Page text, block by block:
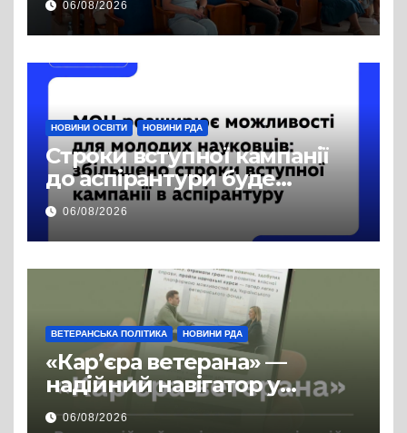
права на доступ до
публічної інформації
06/08/2026
НОВИНИ ОСВІТИ НОВИНИ РДА
Строки вступної кампанії
до аспірантури буде
продовжено
06/08/2026
ВЕТЕРАНСЬКА ПОЛІТИКА НОВИНИ РДА
«Кар’єра ветерана» —
надійний навігатор у
цивільній професії
06/08/2026